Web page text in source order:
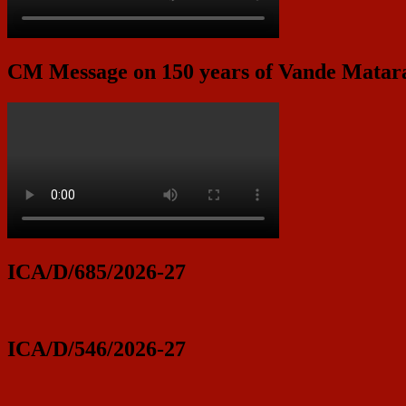
CM Message on 150 years of Vande
ICA/D/685/2026-27
ICA/D/546/2026-27